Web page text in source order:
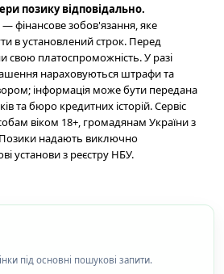
позику відповідально.
фінансове зобов'язання, яке
в установлений строк. Перед
свою платоспроможність. У разі
нараховуються штрафи та
інформація може бути передана
та бюро кредитних історій. Сервіс
віком 18+, громадянам України з
надають виключно
установи з реєстру НБУ.
під основні пошукові запити.